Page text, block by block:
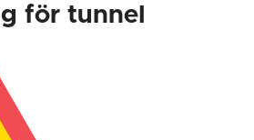
för tunnel